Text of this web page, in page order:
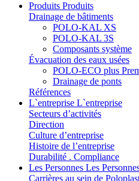
Produits Produits
Drainage de bâtiments
POLO-KAL XS
POLO-KAL 3S
Composants système
Évacuation des eaux usées
POLO-ECO plus
Drainage de ponts
Références
L`entreprise L`entreprise
Secteurs d’activités
Direction
Culture d’entreprise
Histoire de l’entreprise
Durabilité . Compliance
Les Personnes Les
Carrières au sein de